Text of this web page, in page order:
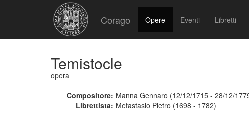
Corago Opere Eventi Libretti
Temistocle
opera
Compositore: Manna Gennaro (12/12/1715 - 28/12/
Librettista: Metastasio Pietro (1698 - 1782)